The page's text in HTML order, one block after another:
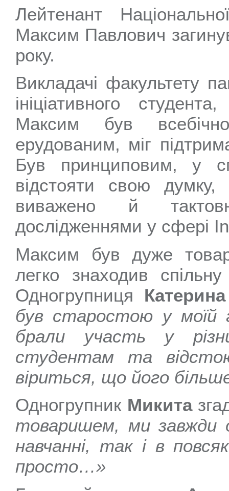
Лейтенант
Максим Павлович
року.
Викладачі факультету
ініціативного
Максим був
ерудованим, міг
Був принциповим, у
відстояти свою
виважено й
дослідженнями у сфері
Максим був дуже
легко знаходив
Одногрупниця Катерина
був старостою у моїй
брали участь у
студентам та
віриться, що його
Одногрупник Микита
товаришем, ми завжди
навчанні, так і в
просто…»